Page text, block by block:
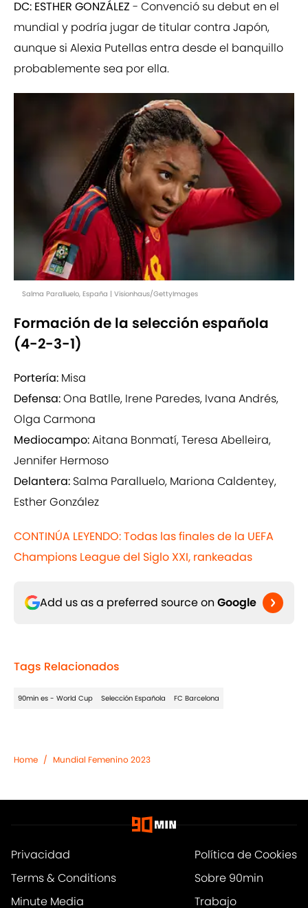
DC: ESTHER GONZÁLEZ - Convenció su debut en el
mundial y podría jugar de titular contra Japón,
aunque si Alexia Putellas entra desde el banquillo
probablemente sea por ella.
Salma Paralluelo, España | Visionhaus/GettyImages
Formación de la selección española
(4-2-3-1)
Portería: Misa
Defensa:Ona Batlle, Irene Paredes, Ivana Andrés,
Olga Carmona
Mediocampo:Aitana Bonmatí, Teresa Abelleira,
Jennifer Hermoso
Delantera: Salma Paralluelo, Mariona Caldentey,
Esther González
CONTINÚA LEYENDO: Todas las finales de la UEFA
Champions League del Siglo XXI, rankeadas
Add us as a preferred source on Google
Tags Relacionados
90min es - World Cup Selección Española FC Barcelona
Home / Mundial Femenino 2023
Privacidad
Política de Cookies
Terms & Conditions
Sobre 90min
Minute Media
Trabajo